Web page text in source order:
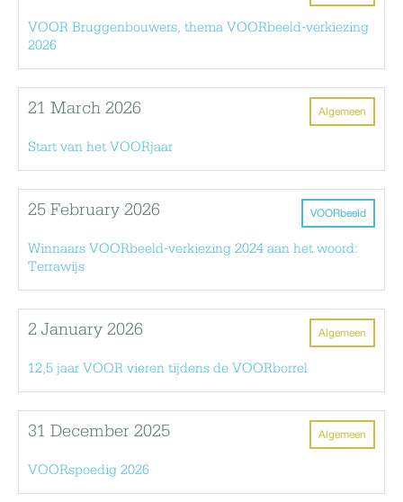
VOOR Bruggenbouwers, thema VOORbeeld-verkiezing
2026
Algemeen
21 March 2026
Start van het VOORjaar
VOORbeeld
25 February 2026
Winnaars VOORbeeld-verkiezing 2024 aan het woord:
Terrawijs
Algemeen
2 January 2026
12,5 jaar VOOR vieren tijdens de VOORborrel
Algemeen
31 December 2025
VOORspoedig 2026